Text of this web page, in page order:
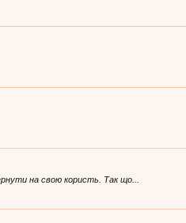
на свою користь. Так що...